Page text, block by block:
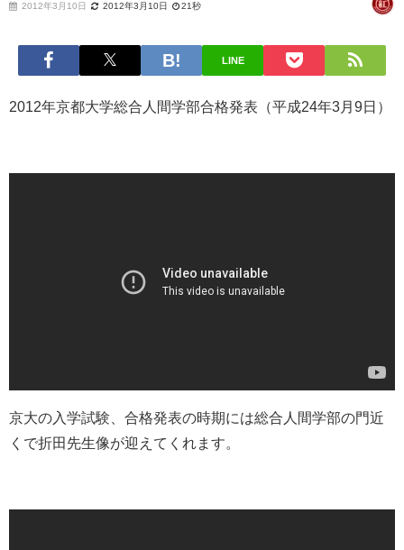
2012年3月10日 2012年3月10日 21秒
LINE
2012年京都大学総合人間学部合格発表（平成24年3月9日）
京大の入学試験、合格発表の時期には総合人間学部の門近
くで折田先生像が迎えてくれます。